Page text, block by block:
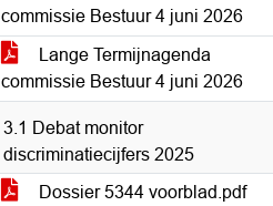
commissie Bestuur 4 juni 2026
Lange Termijnagenda
commissie Bestuur 4 juni 2026
3.1 Debat monitor
discriminatiecijfers 2025
Dossier 5344 voorblad.pdf